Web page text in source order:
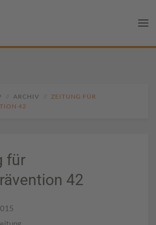
ARCHIV
ZEITUNG FÜR
42
für
42